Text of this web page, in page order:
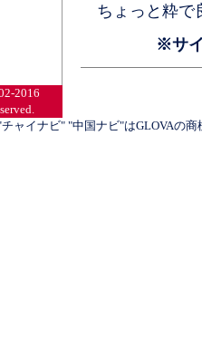
ちょっと粋で
※サ
2016
ャイナビ" "中国ナビ"はGLOVAの商